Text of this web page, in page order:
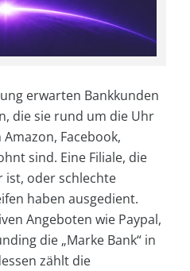
erwarten Bankkunden
die sie rund um die Uhr
Facebook,
sind. Eine Filiale, die
oder schlechte
haben ausgedient.
Angeboten wie Paypal,
die „Marke Bank“ in
zählt die